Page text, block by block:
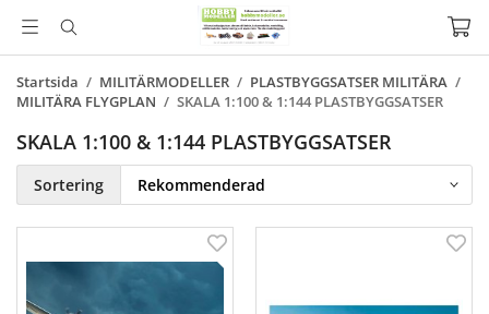
Startsida / MILITÄRMODELLER / PLASTBYGGSATSER MILITÄRA /
MILITÄRA FLYGPLAN / SKALA 1:100 & 1:144 PLASTBYGGSATSER
SKALA 1:100 & 1:144 PLASTBYGGSATSER
Sortering